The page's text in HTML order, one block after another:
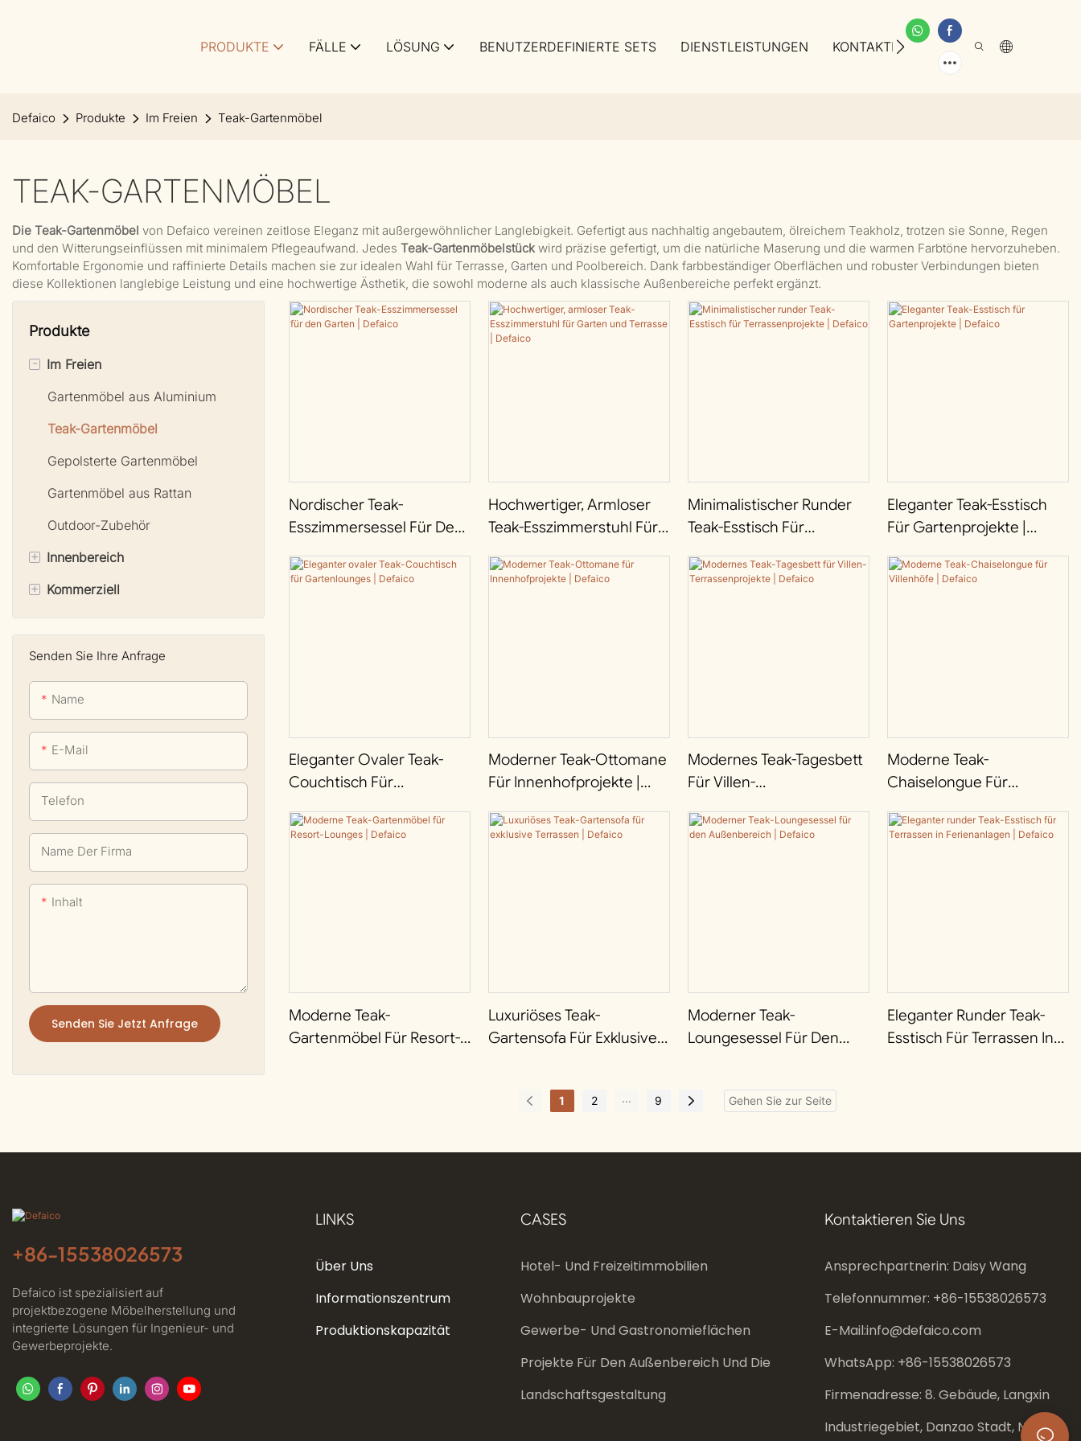
PRODUKTE FÄLLE LÖSUNG BENUTZERDEFINIERTE SETS DIENSTLEISTUNGEN KONTAKTIEREN SIE UNS ÜBER UNS
Defaico Produkte Im Freien Teak-Gartenmöbel
TEAK-GARTENMÖBEL
Die Teak-Gartenmöbel von Defaico vereinen zeitlose Eleganz mit außergewöhnlicher Langlebigkeit. Gefertigt aus nachhaltig angebautem, ölreichem Teakholz, trotzen sie Sonne, Regen
und den Witterungseinflüssen mit minimalem Pflegeaufwand. Jedes Teak-Gartenmöbelstück wird präzise gefertigt, um die natürliche Maserung und die warmen Farbtöne hervorzuheben.
Komfortable Ergonomie und raffinierte Details machen sie zur idealen Wahl für Terrasse, Garten und Poolbereich. Dank farbbeständiger Oberflächen und robuster Verbindungen bieten
diese Kollektionen langlebige Leistung und eine hochwertige Ästhetik, die sowohl moderne als auch klassische Außenbereiche perfekt ergänzt.
Produkte
-
Im Freien
Gartenmöbel aus Aluminium
Teak-Gartenmöbel
Gepolsterte Gartenmöbel
Gartenmöbel aus Rattan
Outdoor-Zubehör
+ Innenbereich
Wohnzimmermöbel
Esszimmermöbel
Schlafzimmermöbel
+ Kommerziell
Bänke und Sitzbänke
Stühle für den gewerblichen
Bar- und Tresenhocker
Kommerzielle Tische
Senden Sie Ihre Anfrage
Name
E-Mail
Telefon
Name Der Firma
Inhalt
Senden Sie Jetzt Anfrage
Nordischer Teak-
Esszimmersessel Für Den
Hochwertiger, Armloser
Teak-Esszimmerstuhl Für
Defaico
Minimalistischer Runder
Teak-Esstisch Für
Defaico
Eleganter Teak-Esstisch
Für Gartenprojekte |
Eleganter Ovaler Teak-
Couchtisch Für
Moderner Teak-Ottomane
Für Innenhofprojekte |
Modernes Teak-Tagesbett
Für Villen-
Defaico
Moderne Teak-
Chaiselongue Für
Moderne Teak-
Gartenmöbel Für Resort-
Luxuriöses Teak-
Gartensofa Für Exklusive
Moderner Teak-
Loungesessel Für Den
Eleganter Runder Teak-
Esstisch Für Terrassen In
1 2 ... 9
+86-15538026573
Defaico ist spezialisiert auf
projektbezogene Möbelherstellung und
integrierte Lösungen für Ingenieur- und
Gewerbeprojekte.
LINKS
Über Uns
Informationszentrum
Produktionskapazität
CASES
Hotel- Und Freizeitimmobilien
Wohnbauprojekte
Gewerbe- Und Gastronomieflächen
Projekte Für Den Außenbereich Und Die
Landschaftsgestaltung
Kontaktieren Sie Uns
Ansprechpartnerin: Daisy Wang
Telefonnummer: +86-15538026573
E-Mail:info@defaico.com
WhatsApp: +86-15538026573
Firmenadresse: 8. Gebäude, Langxin
Industriegebiet, Danzao Stadt, Nanhai